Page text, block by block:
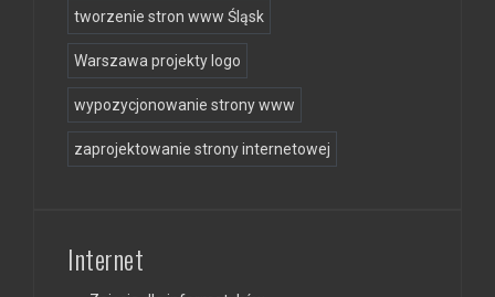
tworzenie stron www Śląsk
Warszawa projekty logo
wypozycjonowanie strony www
zaprojektowanie strony internetowej
Internet